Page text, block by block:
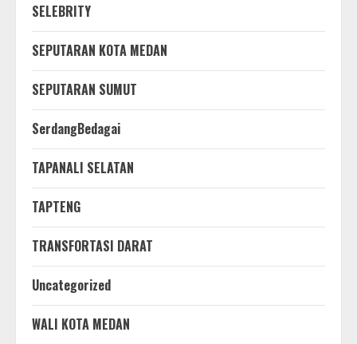
SELEBRITY
SEPUTARAN KOTA MEDAN
SEPUTARAN SUMUT
SerdangBedagai
TAPANALI SELATAN
TAPTENG
TRANSFORTASI DARAT
Uncategorized
WALI KOTA MEDAN